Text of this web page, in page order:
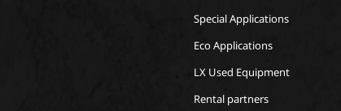
Special Applications
Eco Applications
LX Used Equipment
Rental partners